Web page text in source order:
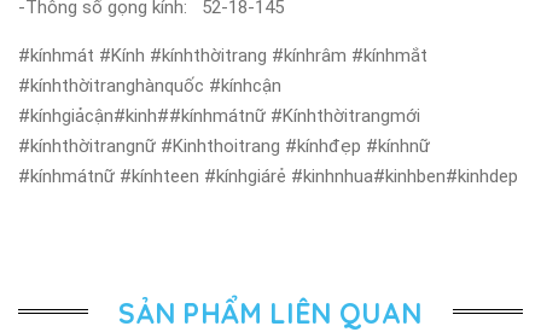
-Thông số gọng kính: 52-18-145
#kínhmát #Kính #kínhthờitrang #kínhrâm #kínhmắt
#kínhthờitranghànquốc #kínhcận
#kínhgiảcận#kinh##kínhmátnữ #Kínhthờitrangmới
#kínhthờitrangnữ #Kinhthoitrang #kínhđẹp #kínhnữ
#kínhmátnữ #kínhteen #kínhgiárẻ #kinhnhua#kinhben#kinhdep
SẢN PHẨM LIÊN QUAN